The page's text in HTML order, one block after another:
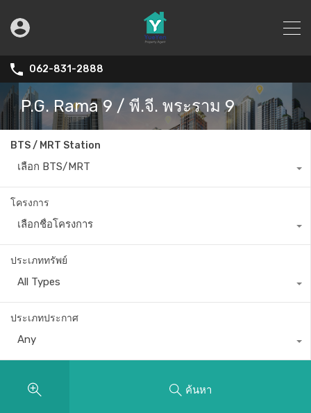
062-831-2888
P.G. Rama 9 / พี.จี. พระราม 9
BTS / MRT Station
เลือก BTS/MRT
โครงการ
เลือกชื่อโครงการ
ประเภททรัพย์
All Types
ประเภทประกาศ
Any
ค้นหา